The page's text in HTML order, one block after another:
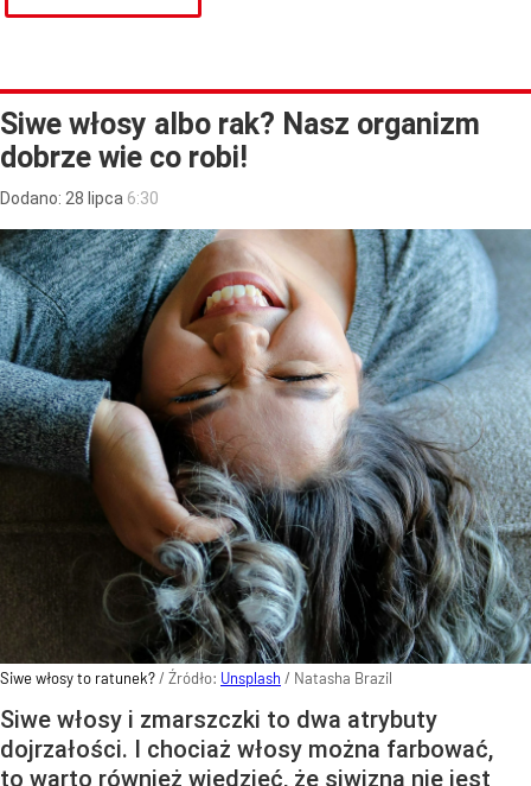
Siwe włosy albo rak? Nasz organizm
dobrze wie co robi!
Dodano: 28 lipca 6:30
Siwe włosy to ratunek?/ Źródło: Unsplash / Natasha Brazil
Siwe włosy i zmarszczki to dwa atrybuty
dojrzałości. I chociaż włosy można farbować,
to warto również wiedzieć, że siwizna nie jest